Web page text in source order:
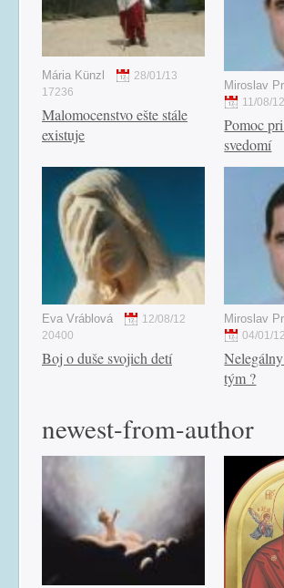
Mária Künzl
28/01/13
17236
Malomocenstvo ešte stále
existuje
Miroslav
11/08/12
Pomoc
svedomí
Eva Vráblová
12/08/12
20400
Boj o duše svojich detí
Miroslav
04/01/12
tým ?
newest-from-author